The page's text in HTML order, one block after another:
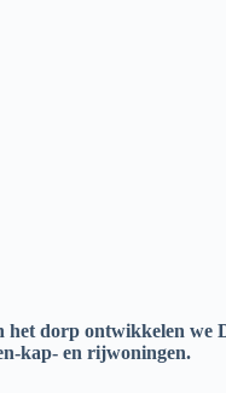
dorp ontwikkelen
kap- en rijwoningen.